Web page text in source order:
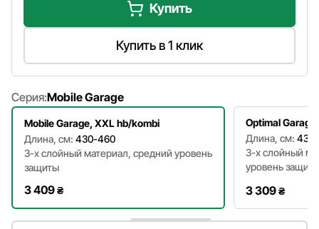
Купить
Купить в 1 клик
Серия:Mobile Garage
Mobile Garage, XXL hb/kombi
Длина, см: 430-460
3-х слойный материал, средний уровень
защиты
3 409₴
Optimal
Длина, см:
3-х слойный
уровень
3 309₴